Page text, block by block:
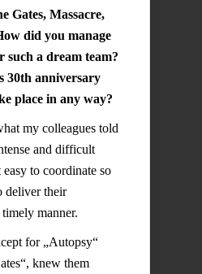
Gates, Massacre,
did you manage
such a dream team?
30th anniversary
place in any way?
my colleagues told
and difficult
to coordinate so
deliver their
manner.
for „Autopsy“
knew them